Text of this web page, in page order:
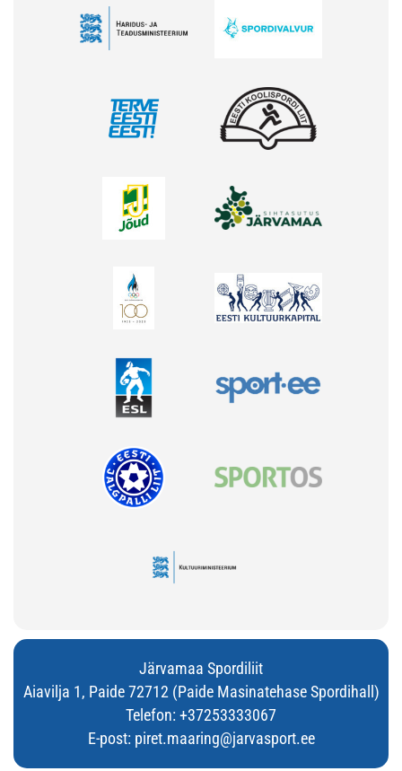
Järvamaa Spordiliit
Aiavilja 1, Paide 72712 (Paide Masinatehase Spordihall)
Telefon: +37253333067
E-post: piret.maaring@jarvasport.ee